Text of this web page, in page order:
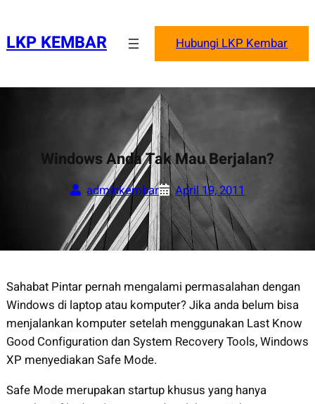
content
LKP KEMBAR Hubungi LKP Kembar
Windows Anda Tak Mau Berjalan?
adminkembar April 19, 2011
Sahabat Pintar pernah mengalami permasalahan dengan
Windows di laptop atau komputer? Jika anda belum bisa
menjalankan komputer setelah menggunakan Last Know
Good Configuration dan System Recovery Tools, Windows
XP menyediakan Safe Mode.
Safe Mode merupakan startup khusus yang hanya